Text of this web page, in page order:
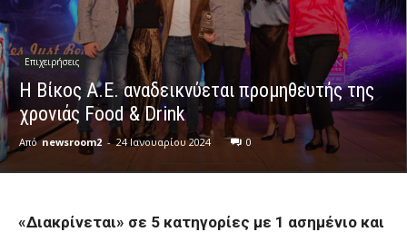
Επιχειρήσεις
Η Βίκος Α.Ε. αναδεικνύεται προμηθευτής της
χρονιάς Food & Drink
Από newsroom2 - 24 Ιανουαρίου 2024 0
«Διακρίνεται» σε 5 κατηγορίες με 1 ασημένιο και